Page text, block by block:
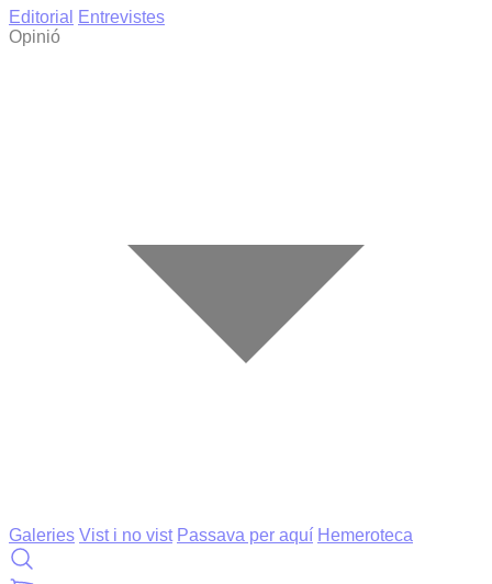
Editorial
Entrevistes
Opinió
Galeries Vist i no vist Passava per aquí Hemeroteca